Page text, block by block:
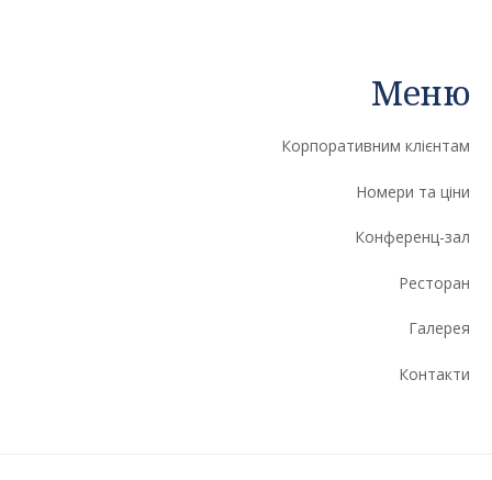
Меню
Корпоративним клієнтам
Номери та ціни
Конференц-зал
Ресторан
Галерея
Контакти